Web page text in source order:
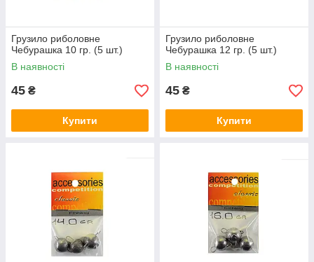
Грузило риболовне
Чебурашка 10 гр. (5 шт.)
В наявності
45 ₴
Купити
Грузило риболовне
Чебурашка 12 гр. (5 шт.)
В наявності
45 ₴
Купити